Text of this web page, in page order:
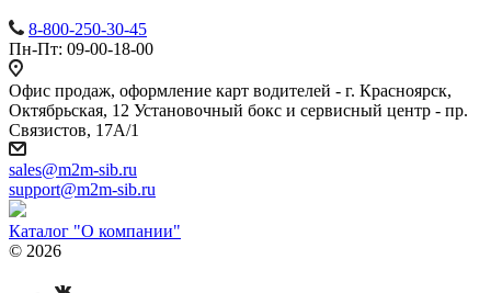
8-800-250-30-45
Пн-Пт: 09-00-18-00
Офис продаж, оформление карт водителей - г. Красноярск,
Октябрьская, 12 Установочный бокс и сервисный центр - пр.
Связистов, 17А/1
sales@m2m-sib.ru
support@m2m-sib.ru
Каталог "О компании"
© 2026